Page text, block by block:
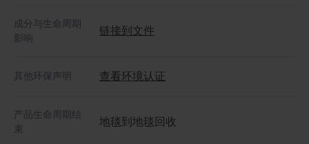
成分与生命周期
影响
链接到文件
其他环保声明 查看环境认证
产品生命周期结
束
地毯到地毯回收